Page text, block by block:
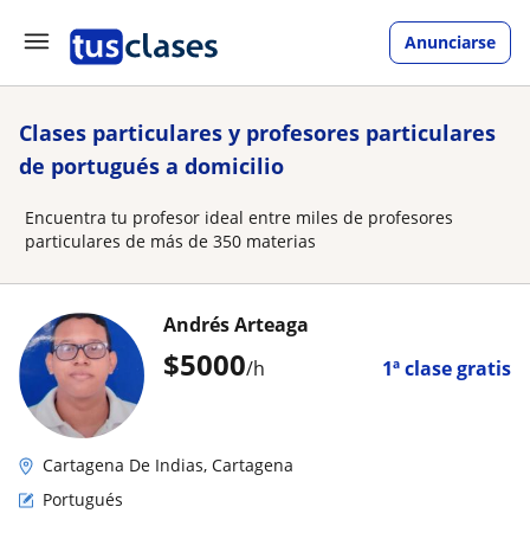
Anunciarse
Clases particulares y profesores particulares
de portugués a domicilio
Encuentra tu profesor ideal entre miles de profesores
particulares de más de 350 materias
$5000/h 1ª clase gratis
Andrés Arteaga
Cartagena De Indias, Cartagena
Portugués